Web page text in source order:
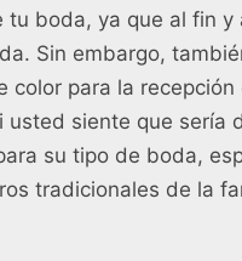
tu boda, ya que al fin y
Sin embargo,
color para la recepción
usted siente que sería
su tipo de boda,
tradicionales de la